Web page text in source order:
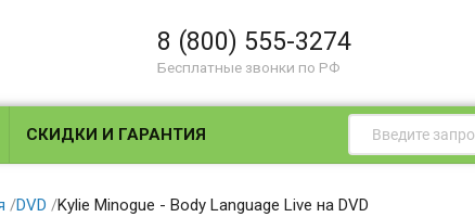
8 (800) 555-3274
Бесплатные звонки по РФ
СКИДКИ И ГАРАНТИЯ
/DVD /Kylie Minogue - Body Language Live на DVD